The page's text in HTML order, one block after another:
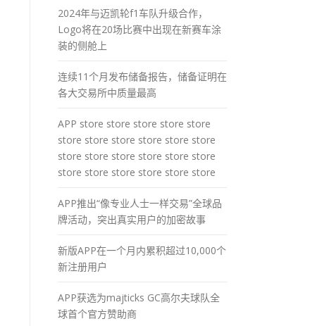
2024年与迈凯轮f1车队升级合作，
Logo将在20场比赛中出现在新赛车涂
装的侧舱上
连续11个月发布储备报告，储备证明在
各大交易所中质量最高
APP store store store store store
store store store store store store
store store store store store store
store store store store store store
APP推出“像专业人士一样交易”全球品
牌活动，突出真实用户的加密故事
新版APP在一个月内累积超过10,000个
新注册用户
APP获选为majticks GC高尔夫球队全
球首个官方赞助商